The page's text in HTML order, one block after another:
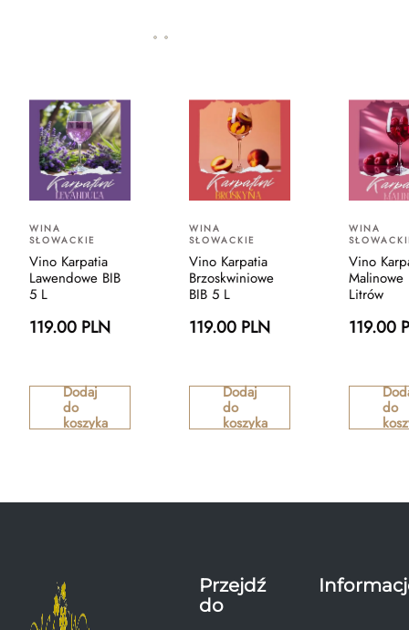
WINA
SŁOWACKIE
Vino Karpatia
Lawendowe BIB
5 L
119.00 PLN
Dodaj
do
koszyka
WINA
SŁOWACKIE
Vino Karpatia
Brzoskwiniowe
BIB 5 L
119.00 PLN
Dodaj
do
koszyka
WINA
Vino
Malinowe
Litrów
119.00
do
Przejdź
do